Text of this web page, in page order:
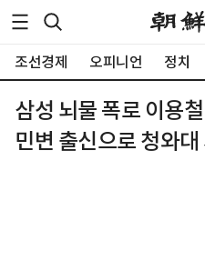
조선경제 오피니언 정치
삼성 뇌물 폭로 이용
민변 출신으로 청와